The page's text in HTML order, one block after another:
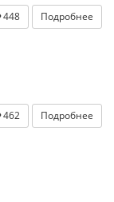
448 Подробнее
462 Подробнее